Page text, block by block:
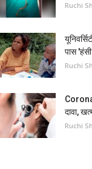
Ruchi
पास
Ruchi
दावा,
Ruchi